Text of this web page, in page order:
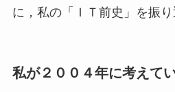
に，私の「ＩＴ前史」を振り
私が２００４年に考えて